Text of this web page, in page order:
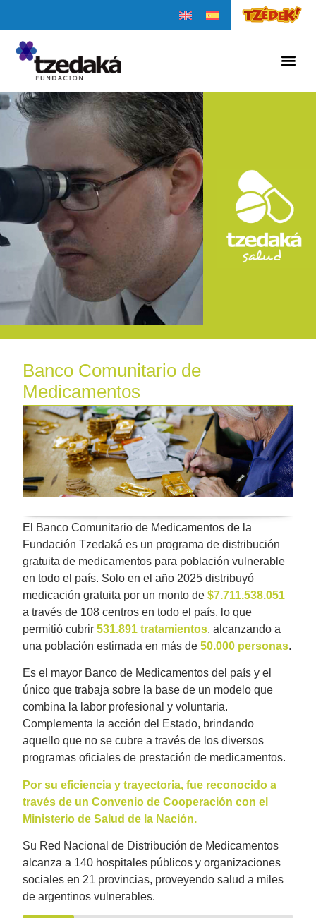
Banco Comunitario de
Medicamentos
El Banco Comunitario de Medicamentos de la
Fundación Tzedaká es un programa de distribución
gratuita de medicamentos para población vulnerable
en todo el país. Solo en el año 2025 distribuyó
medicación gratuita por un monto de$7.711.538.051
a través de 108 centros en todo el país, lo que
permitió cubrir531.891 tratamientos, alcanzando a
una población estimada en más de 50.000 personas.
Es el mayor Banco de Medicamentos del país y el
único que trabaja sobre la base de un modelo que
combina la labor profesional y voluntaria.
Complementa la acción del Estado, brindando
aquello que no se cubre a través de los diversos
programas oficiales de prestación de medicamentos.
Por su eficiencia y trayectoria, fue reconocido a
través de un Convenio de Cooperación con el
Ministerio de Salud de la Nación.
Su Red Nacional de Distribución de Medicamentos
alcanza a 140 hospitales públicos y organizaciones
sociales en 21 provincias, proveyendo salud a miles
de argentinos vulnerables.